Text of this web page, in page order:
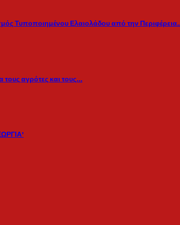
Τυποποιημένου Ελαιολάδου από την
τους αγρότες και τους…